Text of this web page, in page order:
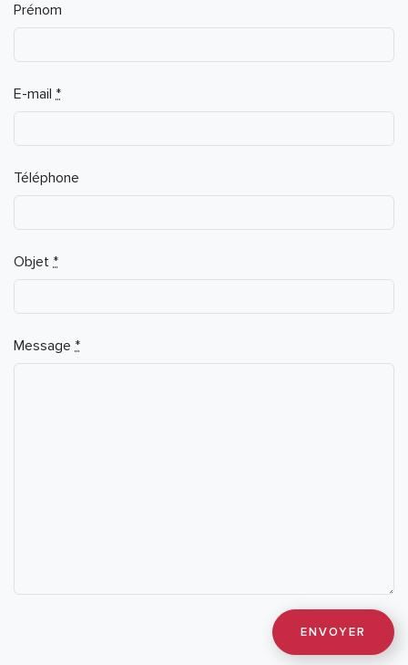
Prénom
E-mail *
Téléphone
Objet *
Message *